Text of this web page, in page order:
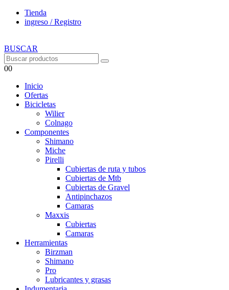
Tienda
ingreso / Registro
BUSCAR
00
Inicio
Ofertas
Bicicletas
Wilier
Colnago
Componentes
Shimano
Miche
Pirelli
Cubiertas de ruta y tubos
Cubiertas de Mtb
Cubiertas de Gravel
Antipinchazos
Camaras
Maxxis
Cubiertas
Camaras
Herramientas
Birzman
Shimano
Pro
Lubricantes y grasas